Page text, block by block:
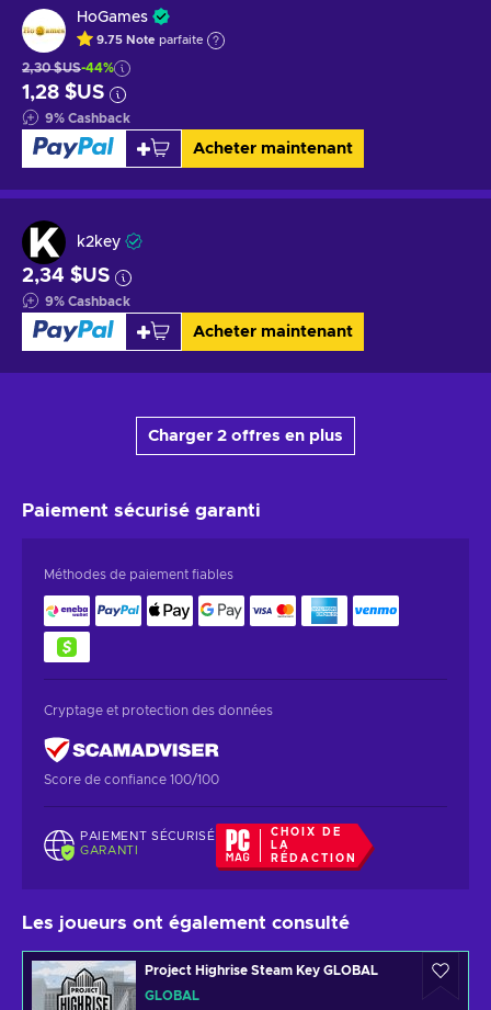
HoGames
9.75 Note parfaite
2,30 $US-44%
1,28 $US
9% Cashback
Acheter maintenant
k2key
2,34 $US
9% Cashback
Acheter maintenant
Charger 2 offres en plus
Paiement sécurisé garanti
Méthodes de paiement fiables
Cryptage et protection des données
Score de confiance 100/100
PAIEMENT SÉCURISÉ
GARANTI
CHOIX DE
LA
RÉDACTION
Les joueurs ont également consulté
Project Highrise Steam Key GLOBAL
GLOBAL